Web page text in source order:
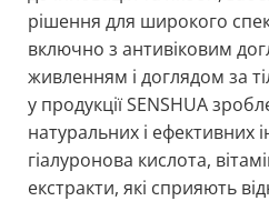
рішення для широкого
включно з антивіковим
живленням і доглядом за
у продукції SENSHUA
натуральних і ефективних
гіалуронова кислота,
екстракти, які сприяють